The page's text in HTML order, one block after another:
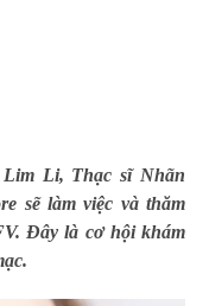
Lim Li, Thạc sĩ Nhãn
sẽ làm việc và thăm
. Đây là cơ hội khám